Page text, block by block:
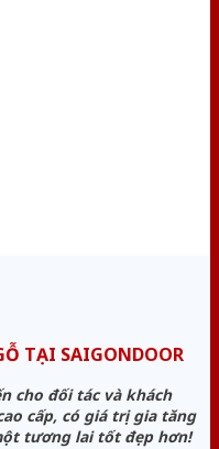
TẠI SAIGONDOOR
cho đối tác và khách
cấp, có giá trị gia tăng
tương lai tốt đẹp hơn!